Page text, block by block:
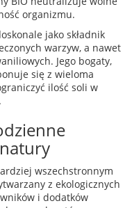
organizmu.
jako składnik
warzyw, a nawet
Jego bogaty,
się z wieloma
ilość soli w
wszechstronnym
z ekologicznych
i dodatków